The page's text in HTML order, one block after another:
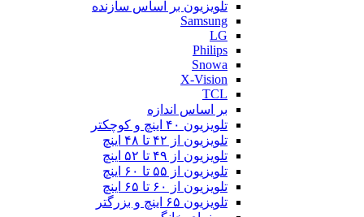
تلویزیون بر اساس سازنده
Samsung
LG
Philips
Snowa
X-Vision
TCL
بر اساس اندازه
تلویزیون ۴۰ اینچ و کوچکتر
تلویزیون از ۴۲ تا ۴۸ اینچ
تلویزیون از ۴۹ تا ۵۲ اینچ
تلویزیون از ۵۵ تا ۶۰ اینچ
تلویزیون از ۶۰ تا ۶۵ اینچ
تلویزیون ۶۵ اینچ و بزرگتر